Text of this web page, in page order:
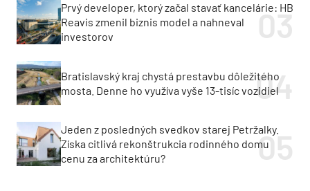
Prvý developer, ktorý začal stavať kancelárie: HB
Reavis zmenil biznis model a nahneval
investorov
Bratislavský kraj chystá prestavbu dôležitého
mosta. Denne ho využíva vyše 13-tisíc vozidiel
Jeden z posledných svedkov starej Petržalky.
Získa citlivá rekonštrukcia rodinného domu
cenu za architektúru?